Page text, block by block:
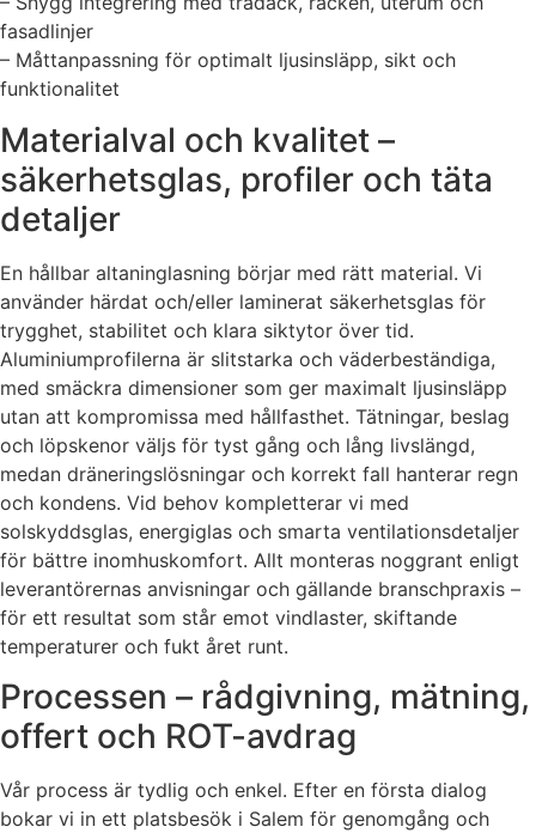
fasadlinjer
– Måttanpassning för optimalt ljusinsläpp, sikt och
funktionalitet
Materialval och kvalitet –
säkerhetsglas, profiler och täta
detaljer
En hållbar altaninglasning börjar med rätt material. Vi
använder härdat och/eller laminerat säkerhetsglas för
trygghet, stabilitet och klara siktytor över tid.
Aluminiumprofilerna är slitstarka och väderbeständiga,
med smäckra dimensioner som ger maximalt ljusinsläpp
utan att kompromissa med hållfasthet. Tätningar, beslag
och löpskenor väljs för tyst gång och lång livslängd,
medan dräneringslösningar och korrekt fall hanterar regn
och kondens. Vid behov kompletterar vi med
solskyddsglas, energiglas och smarta ventilationsdetaljer
för bättre inomhuskomfort. Allt monteras noggrant enligt
leverantörernas anvisningar och gällande branschpraxis –
för ett resultat som står emot vindlaster, skiftande
temperaturer och fukt året runt.
Processen – rådgivning, mätning,
offert och ROT-avdrag
Vår process är tydlig och enkel. Efter en första dialog
bokar vi in ett platsbesök i Salem för genomgång och